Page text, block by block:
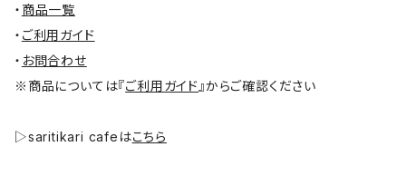
・ 商品一覧
・ ご利用ガイド
・ お問合わせ
※商品については『ご利用ガイド 』からご確認ください
▷saritikari cafeはこちら